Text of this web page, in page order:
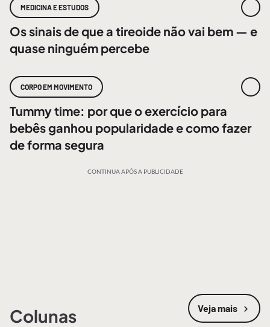
MEDICINA E ESTUDOS
Os sinais de que a tireoide não vai bem — e
quase ninguém percebe
CORPO EM MOVIMENTO
Tummy time: por que o exercício para
bebês ganhou popularidade e como fazer
de forma segura
CONTINUA APÓS A PUBLICIDADE
Colunas Veja mais